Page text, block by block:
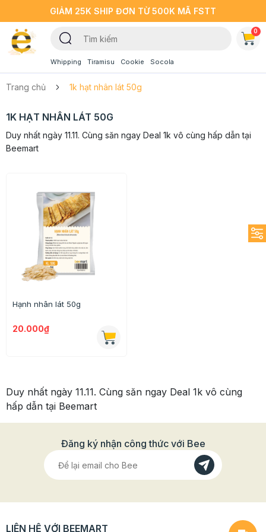
GIẢM 25K SHIP ĐƠN TỪ 500K MÃ FSTT
Whipping Tiramisu Cookie Socola
0
Trang chủ 1k hạt nhân lát 50g
1K HẠT NHÂN LÁT 50G
Duy nhất ngày 11.11. Cùng săn ngay Deal 1k vô cùng hấp dẫn tại
Beemart
Hạnh nhân lát 50g
20.000₫
Duy nhất ngày 11.11. Cùng săn ngay Deal 1k vô cùng
hấp dẫn tại Beemart
Đăng ký nhận công thức với Bee
LIÊN HỆ VỚI BEEMART